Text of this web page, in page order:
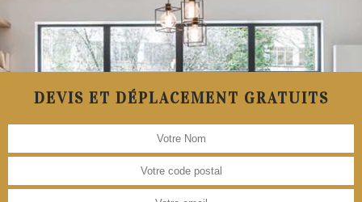
DEVIS ET DÉPLACEMENT GRATUITS